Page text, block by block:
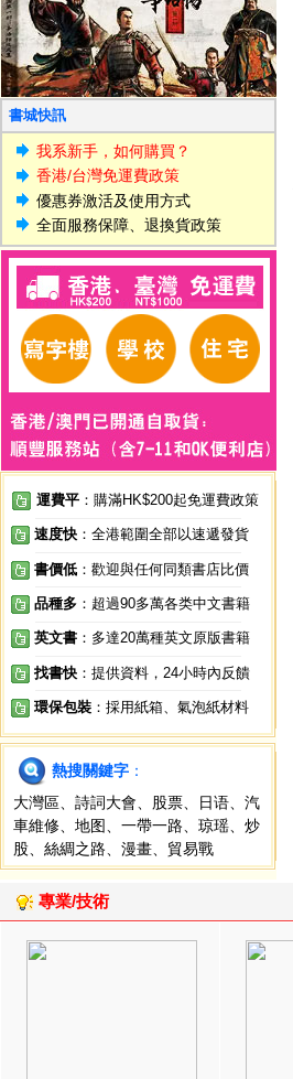
書城快訊
我系新手，如何購買？
香港/台灣免運費政策
優惠券激活及使用方式
全面服務保障、退換貨政策
運費平 ：購滿HK$200起免運費政策
速度快 ：全港範圍全部以速遞發貨
書價低 ：歡迎與任何同類書店比價
品種多 ：超過90多萬各类中文書籍
英文書 ：多達20萬種英文原版書籍
找書快 ：提供資料，24小時內反饋
環保包裝 ：採用紙箱、氣泡紙材料
熱搜關鍵字 ：
大灣區
詩詞大會 股票 日语
汽
車維修
地图 一帶一路 琼瑶
炒
股
絲綢之路 漫畫 貿易戰
專業/技術